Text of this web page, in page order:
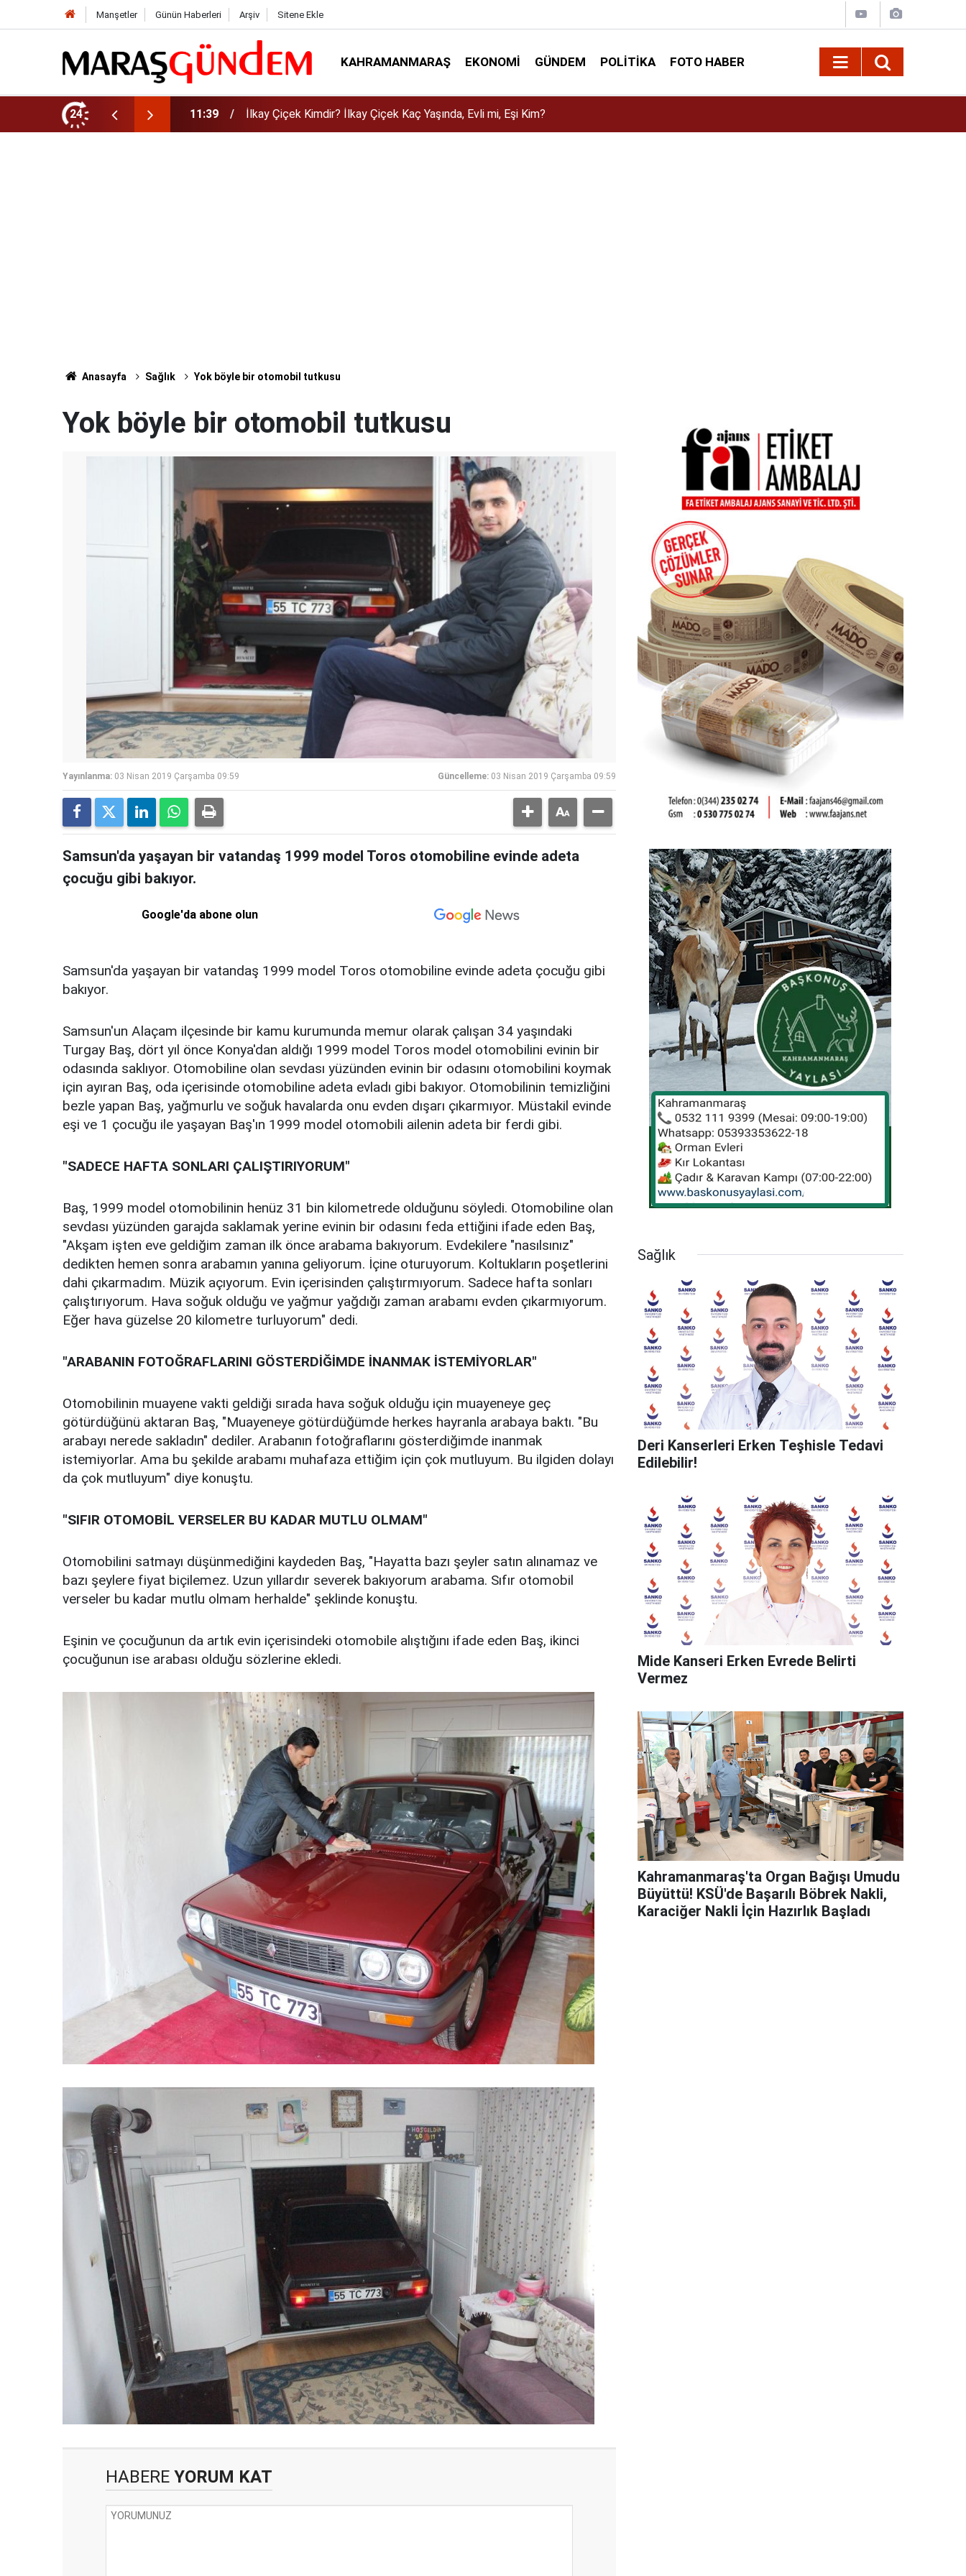
Manşetler Günün Haberleri Arşiv Sitene Ekle
KAHRAMANMARAŞ EKONOMI GÜNDEM POLITIKA FOTO HABER
24 11:37 Çitlekçi Halka Arz Ne Zaman? 2026 Çitlekçi Halka Arz Tarihi, Fiyatı ve Lot Sayısı
Anasayfa Sağlık Yok böyle bir otomobil tutkusu
Yok böyle bir otomobil tutkusu
Yayınlanma: 03 Nisan 2019 Çarşamba 09:59 Güncelleme: 03 Nisan 2019 Çarşamba 09:59
Samsun'da yaşayan bir vatandaş 1999 model Toros otomobiline evinde adeta
çocuğu gibi bakıyor.
Google'da abone olun
Samsun'da yaşayan bir vatandaş 1999 model Toros otomobiline evinde adeta çocuğu gibi
bakıyor.
Samsun'un Alaçam ilçesinde bir kamu kurumunda memur olarak çalışan 34 yaşındaki
Turgay Baş, dört yıl önce Konya'dan aldığı 1999 model Toros model otomobilini evinin bir
odasında saklıyor. Otomobiline olan sevdası yüzünden evinin bir odasını otomobilini koymak
için ayıran Baş, oda içerisinde otomobiline adeta evladı gibi bakıyor. Otomobilinin temizliğini
bezle yapan Baş, yağmurlu ve soğuk havalarda onu evden dışarı çıkarmıyor. Müstakil evinde
eşi ve 1 çocuğu ile yaşayan Baş'ın 1999 model otomobili ailenin adeta bir ferdi gibi.
"SADECE HAFTA SONLARI ÇALIŞTIRIYORUM"
Baş, 1999 model otomobilinin henüz 31 bin kilometrede olduğunu söyledi. Otomobiline olan
sevdası yüzünden garajda saklamak yerine evinin bir odasını feda ettiğini ifade eden Baş,
"Akşam işten eve geldiğim zaman ilk önce arabama bakıyorum. Evdekilere "nasılsınız"
dedikten hemen sonra arabamın yanına geliyorum. İçine oturuyorum. Koltukların poşetlerini
dahi çıkarmadım. Müzik açıyorum. Evin içerisinden çalıştırmıyorum. Sadece hafta sonları
çalıştırıyorum. Hava soğuk olduğu ve yağmur yağdığı zaman arabamı evden çıkarmıyorum.
Eğer hava güzelse 20 kilometre turluyorum" dedi.
"ARABANIN FOTOĞRAFLARINI GÖSTERDİĞİMDE İNANMAK İSTEMİYORLAR"
Otomobilinin muayene vakti geldiği sırada hava soğuk olduğu için muayeneye geç
götürdüğünü aktaran Baş, "Muayeneye götürdüğümde herkes hayranla arabaya baktı. "Bu
arabayı nerede sakladın" dediler. Arabanın fotoğraflarını gösterdiğimde inanmak
istemiyorlar. Ama bu şekilde arabamı muhafaza ettiğim için çok mutluyum. Bu ilgiden dolayı
da çok mutluyum" diye konuştu.
"SIFIR OTOMOBİL VERSELER BU KADAR MUTLU OLMAM"
Otomobilini satmayı düşünmediğini kaydeden Baş, "Hayatta bazı şeyler satın alınamaz ve
bazı şeylere fiyat biçilemez. Uzun yıllardır severek bakıyorum arabama. Sıfır otomobil
verseler bu kadar mutlu olmam herhalde" şeklinde konuştu.
Eşinin ve çocuğunun da artık evin içerisindeki otomobile alıştığını ifade eden Baş, ikinci
çocuğunun ise arabası olduğu sözlerine ekledi.
HABERE YORUM KAT
Sağlık
Deri Kanserleri Erken Teşhisle Tedavi
Edilebilir!
Mide Kanseri Erken Evrede Belirti
Vermez
Kahramanmaraş'ta Organ Bağışı Umudu
Büyüttü! KSÜ'de Başarılı Böbrek Nakli,
Karaciğer Nakli İçin Hazırlık Başladı